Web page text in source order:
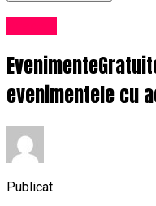
evenimentele cu
Publicat